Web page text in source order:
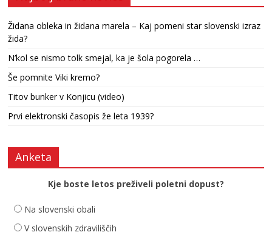
Židana obleka in židana marela – Kaj pomeni star slovenski izraz
žida?
N’kol se nismo tolk smejal, ka je šola pogorela …
Še pomnite Viki kremo?
Titov bunker v Konjicu (video)
Prvi elektronski časopis že leta 1939?
Anketa
Kje boste letos preživeli poletni dopust?
Na slovenski obali
V slovenskih zdraviliščih